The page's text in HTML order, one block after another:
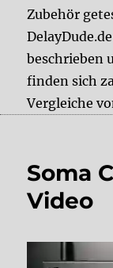
Zubehör
beschrieben
finden sich
Vergleiche
Soma
Video